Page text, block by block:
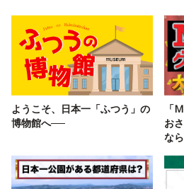
ようこそ、日本一「ふつう」の
博物館へ──
「
お
な